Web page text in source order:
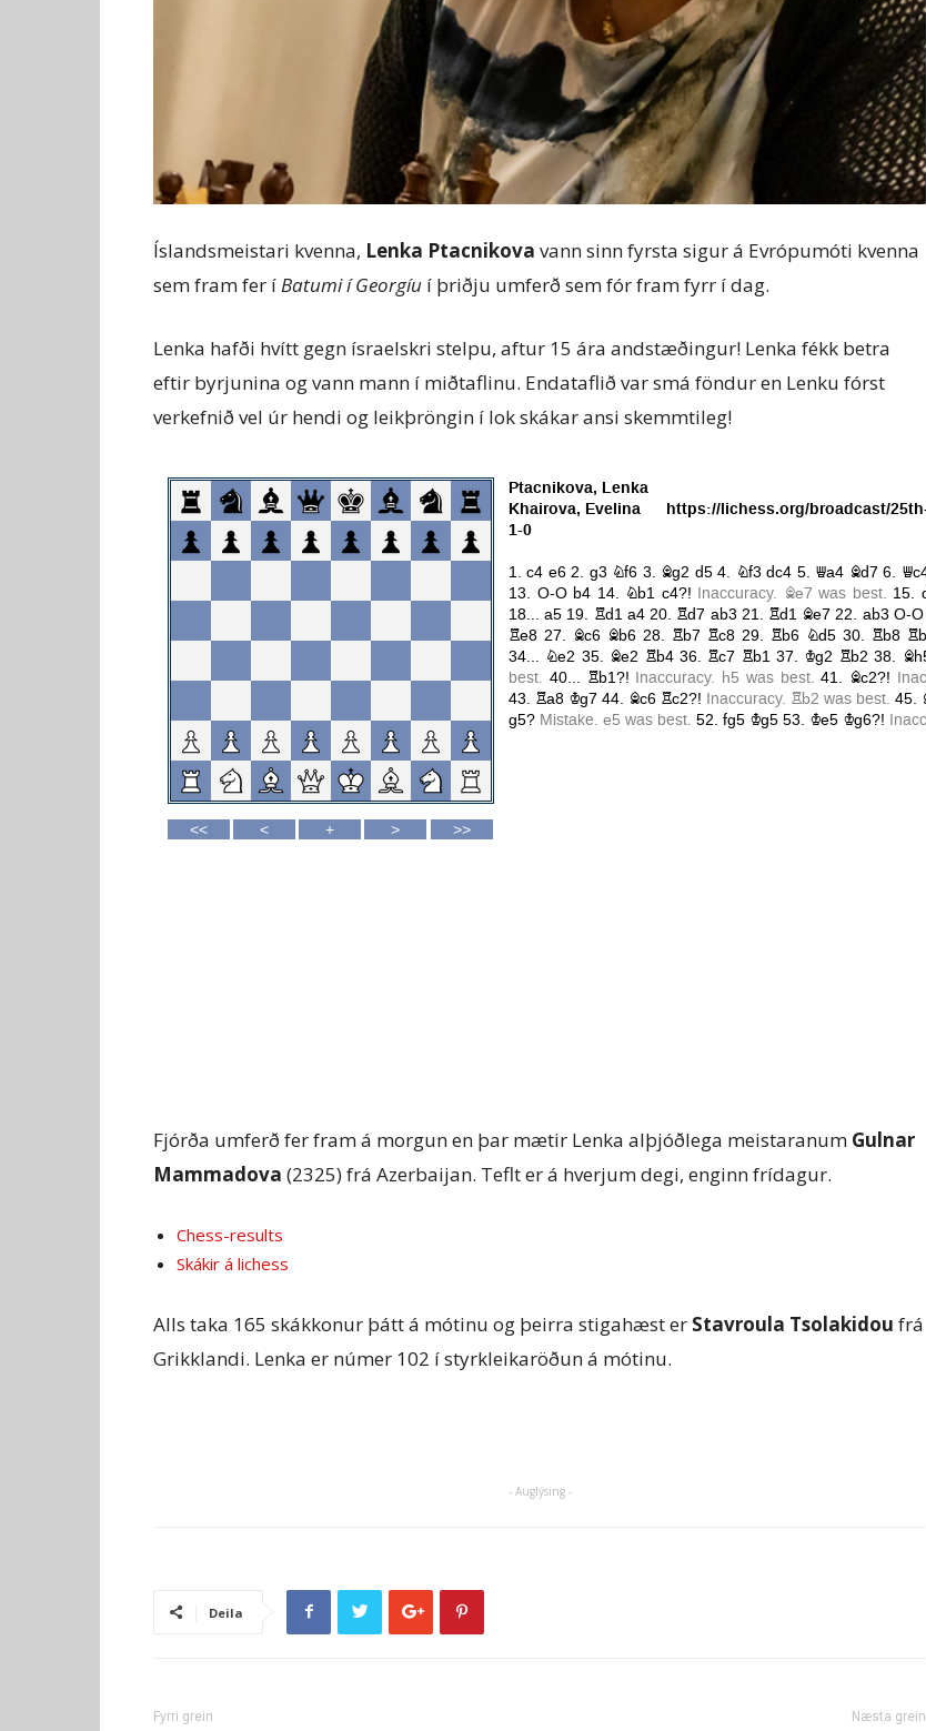
Íslandsmeistari kvenna, Lenka Ptacnikova vann sinn fyrsta sigur á Evrópumóti kvenna
sem fram fer íBatumi í Georgíu í þriðju umferð sem fór fram fyrr í dag.
Lenka hafði hvítt gegn ísraelskri stelpu, aftur 15 ára andstæðingur! Lenka fékk betra
eftir byrjunina og vann mann í miðtaflinu. Endataflið var smá föndur en Lenku fórst
verkefnið vel úr hendi og leikþröngin í lok skákar ansi skemmtileg!
Fjórða umferð fer fram á morgun en þar mætir Lenka alþjóðlega meistaranum Gulnar
Mammadova (2325) frá Azerbaijan. Teflt er á hverjum degi, enginn frídagur.
Chess-results
Skákir á lichess
Alls taka 165 skákkonur þátt á mótinu og þeirra stigahæst er Stavroula Tsolakidou frá
Grikklandi. Lenka er númer 102 í styrkleikaröðun á mótinu.
- Auglýsing -
Deila
Fyrri grein Næsta grein